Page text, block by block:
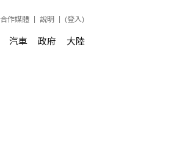
合作媒體 說明 (登入)
汽車 政府 大陸